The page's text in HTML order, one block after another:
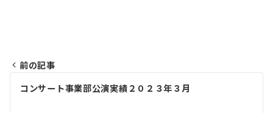
投
前の記事
コンサート事業部公演実績２０２３年３月